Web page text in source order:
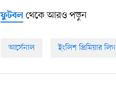
ফুটবল থেকে আরও পড়ুন
আর্সেনাল ইংলিশ প্রিমিয়ার লিগ